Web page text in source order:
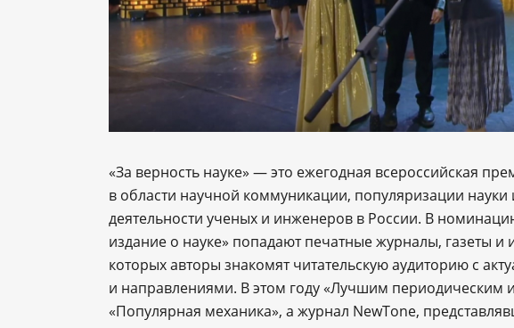
«За верность науке» — это ежегодная всероссийская
в области научной коммуникации, популяризации
деятельности ученых и инженеров в России. В
издание о науке» попадают печатные журналы, газеты и
которых авторы знакомят читательскую аудиторию с
и направлениями. В этом году «Лучшим периодическим
«Популярная механика», а журнал NewTone,